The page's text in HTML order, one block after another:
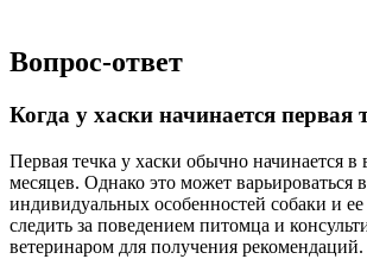
Вопрос-ответ
Когда у хаски начинается первая
Первая течка у хаски обычно начинается в
месяцев. Однако это может варьироваться
индивидуальных особенностей собаки и
следить за поведением питомца и
ветеринаром для получения рекомендаций.